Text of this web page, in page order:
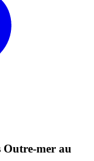
Outre-mer au